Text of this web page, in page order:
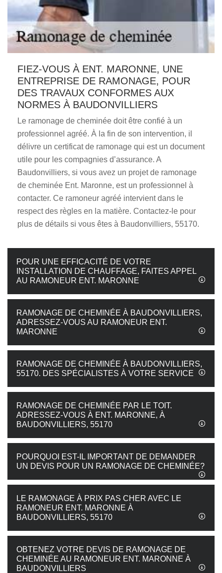
FIEZ-VOUS À ENT. MARONNE, UNE
ENTREPRISE DE RAMONAGE, POUR
DES TRAVAUX CONFORMES AUX
NORMES À BAUDONVILLIERS
Le ramonage de cheminée doit être confié à un
professionnel agréé. À la fin de son intervention, il
délivre un certificat de ramonage qui est un document
utile pour les compagnies d’assurance. A
Baudonvilliers, si vous avez un projet de ramonage
de cheminée Ent. Maronne, est un professionnel à
contacter. Ce ramoneur agréé intervient dans le
respect des règles en la matière. Contactez-le pour
plus de détails si vous êtes à Baudonvilliers, 55170.
POUR UNE EFFICACITÉ DE VOTRE
INSTALLATION DE CHAUFFAGE, FAITES APPEL
AU RAMONEUR ENT. MARONNE
RAMONAGE DE CHEMINÉE À BAUDONVILLIERS,
ADRESSEZ-VOUS AU RAMONEUR ENT.
MARONNE
RAMONAGE DE CHEMINÉE À BAUDONVILLIERS,
55170. DES SPÉCIALISTES À VOTRE SERVICE
RAMONAGE DE CHEMINÉE PAR LE TOIT.
ADRESSEZ-VOUS À ENT. MARONNE, À
BAUDONVILLIERS, 55170
POURQUOI EST-IL IMPORTANT DE DEMANDER
UN DEVIS POUR UN RAMONAGE DE CHEMINÉE?
LE RAMONAGE À PRIX PAS CHER AVEC LE
RAMONEUR ENT. MARONNE À
BAUDONVILLIERS, 55170
OBTENEZ VOTRE DEVIS DE RAMONAGE DE
CHEMINÉE AU RAMONEUR ENT. MARONNE À
BAUDONVILLIERS